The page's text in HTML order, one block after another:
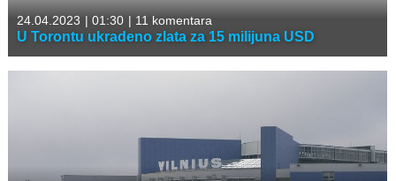
24.04.2023 | 01:30 | 11 komentara
U Torontu ukradeno zlata za 15 milijuna USD